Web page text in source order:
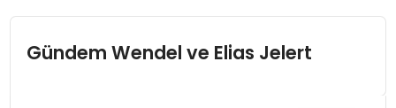
Gündem Wendel ve Elias Jelert